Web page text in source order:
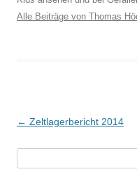
Alle Beiträge von Thomas
Beitragsnavigation
← Zeltlagerbericht 2014